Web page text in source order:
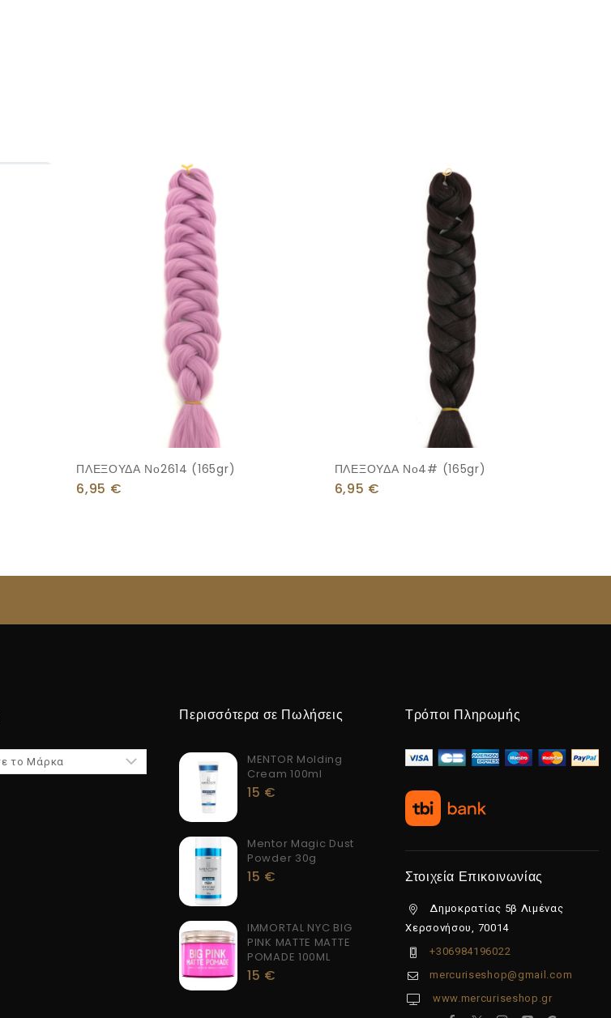
ΠΛΕΞΟΥΔΑ Νο2614 (165gr)
6,95 €
ΠΛΕΞΟΥΔΑ Νο4# (165gr)
6,95 €
Περισσότερα σε Πωλήσεις
MENTOR Molding
Cream 100ml
15 €
Mentor Magic Dust
Powder 30g
15 €
IMMORTAL NYC BIG
PINK MATTE MATTE
POMADE 100ML
15 €
Τρόποι Πληρωμής
Στοιχεία Επικοινωνίας
Δημοκρατίας 5β Λιμένας
Χερσονήσου, 70014
+306984196022
mercuriseshop@gmail.com
www.mercuriseshop.gr